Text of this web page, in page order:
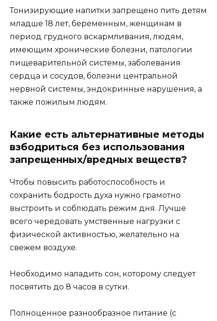
Тонизирующие напитки запрещено пить детям
младше 18 лет, беременным, женщинам в
период грудного вскармливания, людям,
имеющим хронические болезни, патологии
пищеварительной системы, заболевания
сердца и сосудов, болезни центральной
нервной системы, эндокринные нарушения, а
также пожилым людям.
Какие есть альтернативные методы
взбодриться без использования
запрещенных/вредных веществ?
Чтобы повысить работоспособность и
сохранить бодрость духа нужно грамотно
выстроить и соблюдать режим дня. Лучше
всего чередовать умственные нагрузки с
физической активностью, желательно на
свежем воздухе.
Необходимо наладить сон, которому следует
посвятить до 8 часов в сутки.
Полноценное разнообразное питание (с